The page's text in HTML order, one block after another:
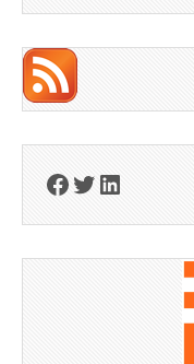
Facebook
Twitter
LinkedIn